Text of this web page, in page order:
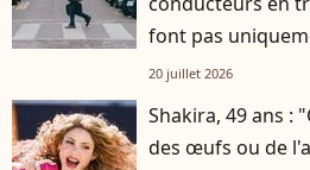
font pas
20 juillet 2026
Shakira, 49 ans :
des œufs ou de